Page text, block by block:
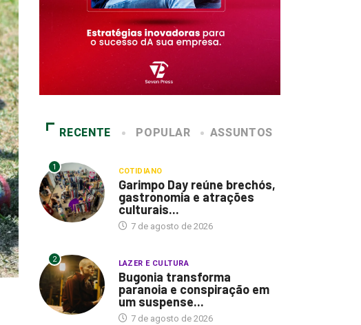
RECENTE POPULAR ASSUNTOS
1 COTIDIANO
Garimpo Day reúne brechós,
gastronomia e atrações
culturais...
7 de agosto de 2026
2 LAZER E CULTURA
Bugonia transforma
paranoia e conspiração em
um suspense...
7 de agosto de 2026